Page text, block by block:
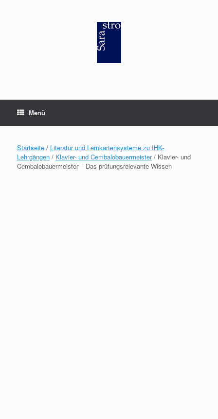
Menü
Startseite / Literatur und Lernkartensysteme zu IHK-
Lehrgängen / Klavier- und Cembalobauermeister/ Klavier- und
Cembalobauermeister – Das prüfungsrelevante Wissen